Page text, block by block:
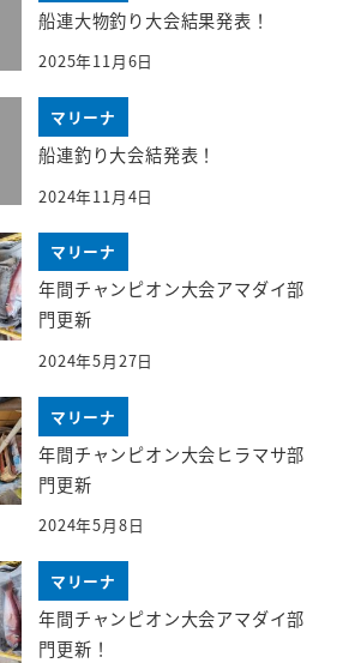
船連大物釣り大会結果発表！
2025年11月6日
マリーナ
船連釣り大会結発表！
2024年11月4日
マリーナ
年間チャンピオン大会アマダイ部
門更新
2024年5月27日
マリーナ
年間チャンピオン大会ヒラマサ部
門更新
2024年5月8日
マリーナ
年間チャンピオン大会アマダイ部
門更新！